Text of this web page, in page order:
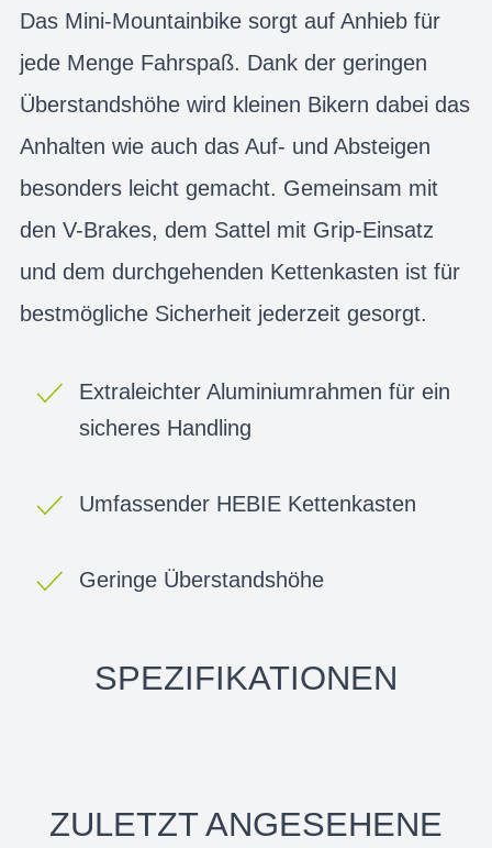
Das Mini-Mountainbike sorgt auf Anhieb für
jede Menge Fahrspaß. Dank der geringen
Überstandshöhe wird kleinen Bikern dabei das
Anhalten wie auch das Auf- und Absteigen
besonders leicht gemacht. Gemeinsam mit
den V-Brakes, dem Sattel mit Grip-Einsatz
und dem durchgehenden Kettenkasten ist für
bestmögliche Sicherheit jederzeit gesorgt.
Extraleichter Aluminiumrahmen für ein
sicheres Handling
Umfassender HEBIE Kettenkasten
Geringe Überstandshöhe
SPEZIFIKATIONEN
ZULETZT ANGESEHENE